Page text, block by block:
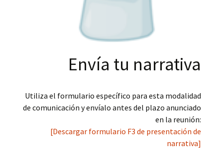
Envía tu narrativa
Utiliza el formulario específico para esta modalidad
de comunicación y envíalo antes del plazo anunciado
en la reunión:
[Descargar formulario F3 de presentación de
narrativa]